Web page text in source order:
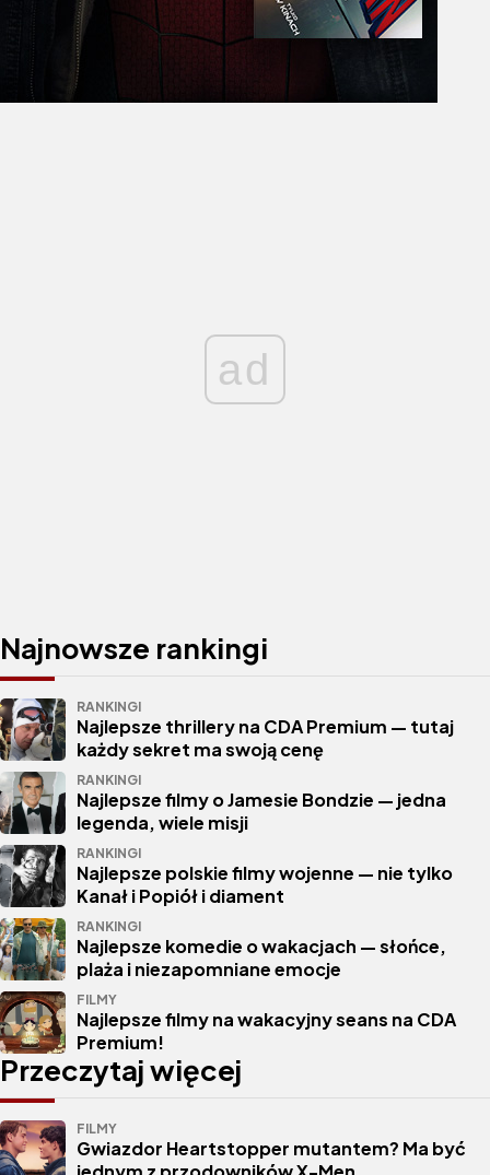
ad
Najnowsze rankingi
RANKINGI
Najlepsze thrillery na CDA Premium — tutaj
każdy sekret ma swoją cenę
RANKINGI
Najlepsze filmy o Jamesie Bondzie — jedna
legenda, wiele misji
RANKINGI
Najlepsze polskie filmy wojenne — nie tylko
Kanał i Popiół i diament
RANKINGI
Najlepsze komedie o wakacjach — słońce,
plaża i niezapomniane emocje
FILMY
Najlepsze filmy na wakacyjny seans na CDA
Premium!
Przeczytaj więcej
FILMY
Gwiazdor Heartstopper mutantem? Ma być